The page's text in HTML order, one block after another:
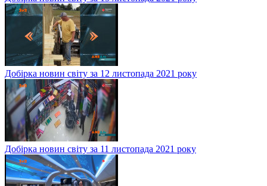
Добірка новин світу за 12 листопада 2021 року
Добірка новин світу за 11 листопада 2021 року